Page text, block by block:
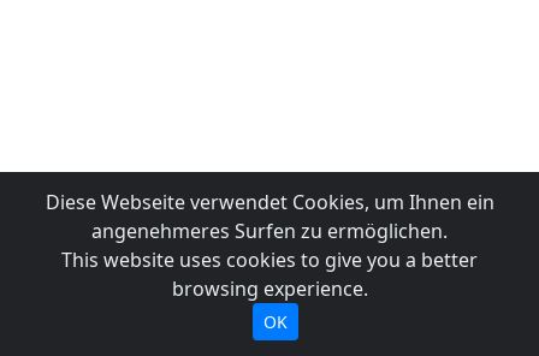
Diese Webseite verwendet Cookies, um Ihnen ein
angenehmeres Surfen zu ermöglichen.
This website uses cookies to give you a better
browsing experience.
OK